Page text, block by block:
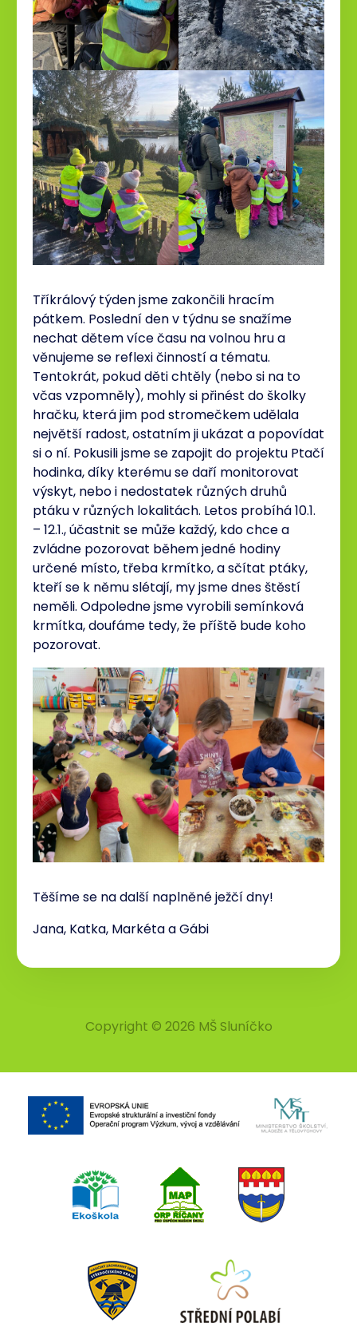
Tříkrálový týden jsme zakončili hracím
pátkem. Poslední den v týdnu se snažíme
nechat dětem více času na volnou hru a
věnujeme se reflexi činností a tématu.
Tentokrát, pokud děti chtěly (nebo si na to
včas vzpomněly), mohly si přinést do školky
hračku, která jim pod stromečkem udělala
největší radost, ostatním ji ukázat a popovídat
si o ní. Pokusili jsme se zapojit do projektu Ptačí
hodinka, díky kterému se daří monitorovat
výskyt, nebo i nedostatek různých druhů
ptáku v různých lokalitách. Letos probíhá 10.1.
– 12.1., účastnit se může každý, kdo chce a
zvládne pozorovat během jedné hodiny
určené místo, třeba krmítko, a sčítat ptáky,
kteří se k němu slétají, my jsme dnes štěstí
neměli. Odpoledne jsme vyrobili semínková
krmítka, doufáme tedy, že příště bude koho
pozorovat.
Těšíme se na další naplněné ježčí dny!
Jana, Katka, Markéta a Gábi
Copyright © 2026 MŠ Sluníčko